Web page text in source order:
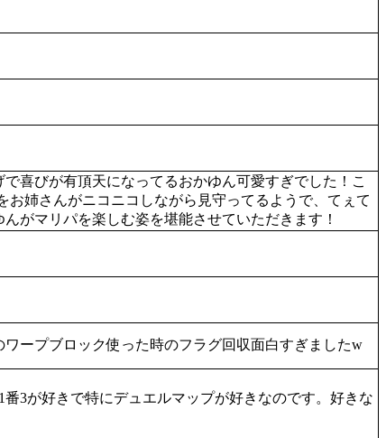
喜びが有頂天になってるおかゆん可愛すぎでした！こ
姉さんがニコニコしながら見守ってるようで、てぇて
がマリパを楽しむ姿を堪能させていただきます！
ープブロック使った時のフラグ回収面白すぎましたw
3が好きで特にデュエルマップが好きなのです。好きな